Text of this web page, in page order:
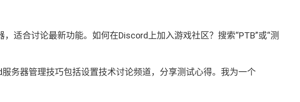
适合讨论最新功能。如何在Discord上加入游戏社区？搜索“PTB”或“测
务器管理技巧包括设置技术讨论频道，分享测试心得。我为一个